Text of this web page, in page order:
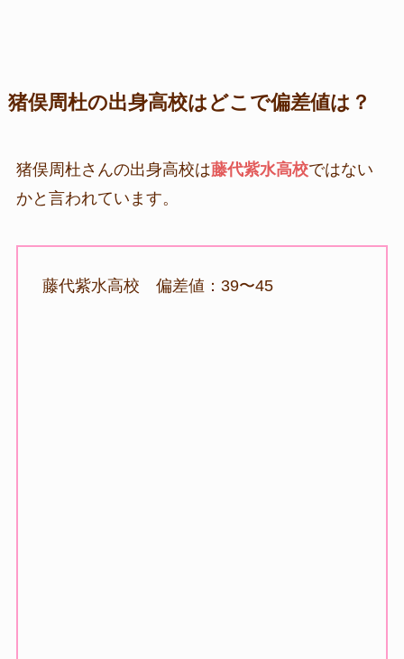
猪俣周杜の出身高校はどこで偏差値は？
猪俣周杜さんの出身高校は藤代紫水高校ではない
かと言われています。
藤代紫水高校 偏差値：39〜45